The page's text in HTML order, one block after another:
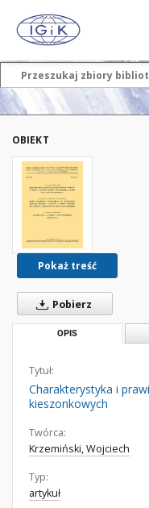
OBIEKT
Pokaż treść
Pobierz
OPIS
Tytuł:
Charakterystyka i
kieszonkowych
Twórca:
Krzemiński, Wojciech
Typ:
artykuł